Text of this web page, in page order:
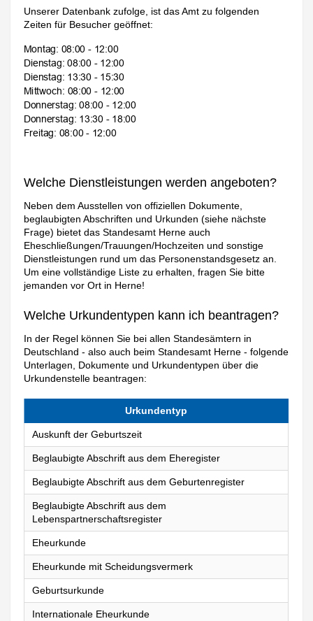
Unserer Datenbank zufolge, ist das Amt zu folgenden
Zeiten für Besucher geöffnet:
Welche Dienstleistungen werden angeboten?
Neben dem Ausstellen von offiziellen Dokumente,
beglaubigten Abschriften und Urkunden (siehe nächste
Frage) bietet das Standesamt Herne auch
Eheschließungen/Trauungen/Hochzeiten und sonstige
Dienstleistungen rund um das Personenstandsgesetz an.
Um eine vollständige Liste zu erhalten, fragen Sie bitte
jemanden vor Ort in Herne!
Welche Urkundentypen kann ich beantragen?
In der Regel können Sie bei allen Standesämtern in
Deutschland - also auch beim Standesamt Herne - folgende
Unterlagen, Dokumente und Urkundentypen über die
Urkundenstelle beantragen:
Urkundentyp
Auskunft der Geburtszeit
Beglaubigte Abschrift aus dem Eheregister
Beglaubigte Abschrift aus dem Geburtenregister
Beglaubigte Abschrift aus dem
Lebenspartnerschaftsregister
Eheurkunde
Eheurkunde mit Scheidungsvermerk
Geburtsurkunde
Internationale Eheurkunde